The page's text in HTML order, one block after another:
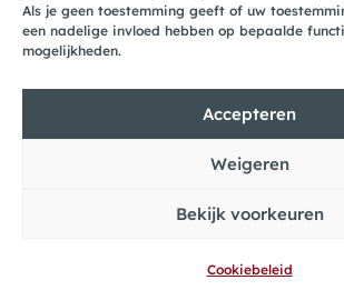
Als je geen toestemming geeft of uw
een nadelige invloed hebben op bepaalde
mogelijkheden.
Accepteren
Weigeren
Bekijk voorkeuren
Cookiebeleid
© 2026 van den Hondel Advies &